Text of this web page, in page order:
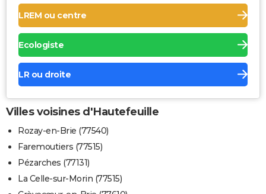
LREM ou centre
Ecologiste
LR ou droite
Villes voisines d'Hautefeuille
Rozay-en-Brie (77540)
Faremoutiers (77515)
Pézarches (77131)
La Celle-sur-Morin (77515)